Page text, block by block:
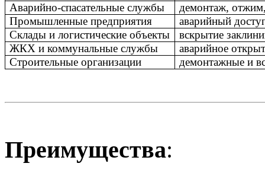
Аварийно-спасательные службы
демонтаж,
Промышленные предприятия
аварийный
Склады и логистические объекты
вскрытие
ЖКХ и коммунальные службы
аварийное
Строительные организации
демонтажные и
Преимущества: